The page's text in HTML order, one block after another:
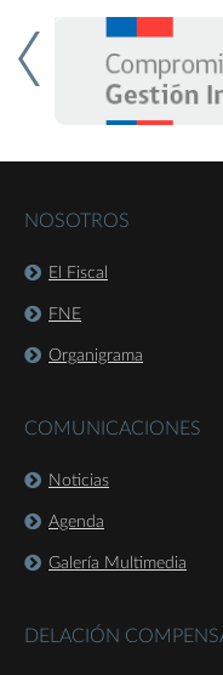
NOSOTROS
El Fiscal
FNE
Organigrama
COMUNICACIONES
Noticias
Agenda
Galería Multimedia
DELACIÓN